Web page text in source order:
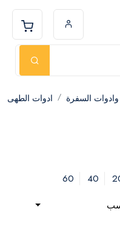
السفرة
ادوات الطهى
40
60